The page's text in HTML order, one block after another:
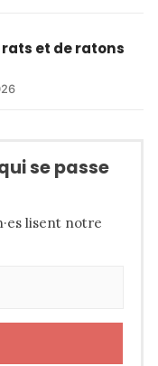
et de ratons
se passe
lisent notre